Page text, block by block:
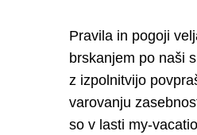
Pravila in pogoji
brskanjem po naši
z izpolnitvijo
varovanju
so v lasti my-